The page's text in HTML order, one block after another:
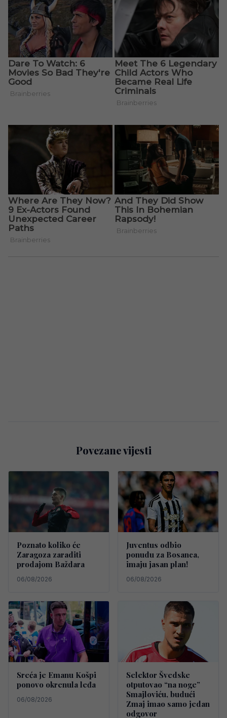
Povezane vijesti
Poznato koliko će
Zaragoza zaraditi
prodajom Baždara
06/08/2026
Juventus odbio
ponudu za Bosanca,
imaju jasan plan!
06/08/2026
Sreća je Emanu Košpi
ponovo okrenula leđa
06/08/2026
Selektor Švedske
otputovao “na noge”
Smajloviću, budući
Zmaj imao samo jedan
odgovor